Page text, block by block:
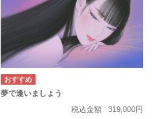
夢で逢いましょう
税込金額
319,000円